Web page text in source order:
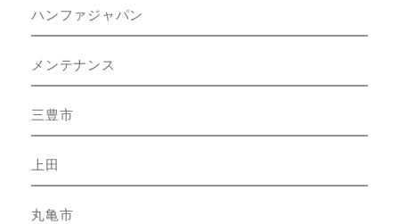
ハンファジャパン
メンテナンス
三豊市
上田
丸亀市